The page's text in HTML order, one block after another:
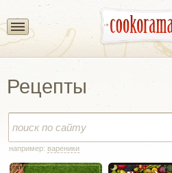
Рецепты
например: вареники